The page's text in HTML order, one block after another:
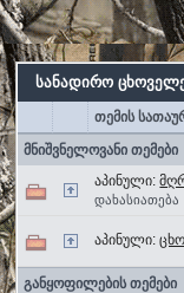
სანადირო
თემის
მნიშვნელოვანი თემები
აპინული:
დახასიათება
აპინული:
განყოფილების თემები